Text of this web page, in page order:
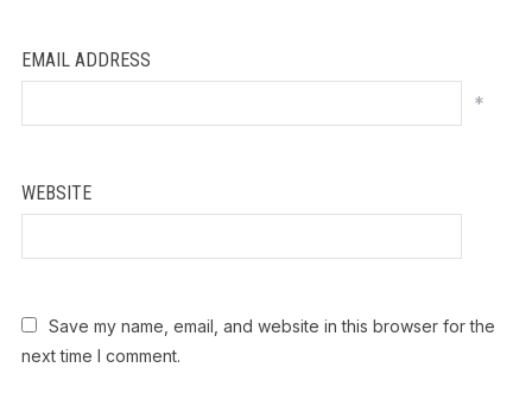
EMAIL ADDRESS
*
WEBSITE
Save my name, email, and website in this browser for the
next time I comment.